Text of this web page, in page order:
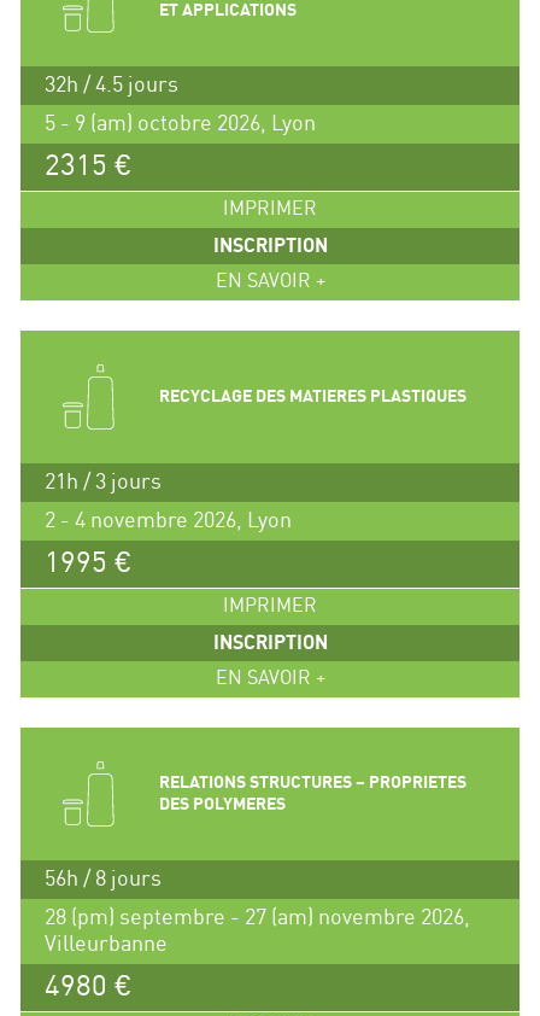
ET APPLICATIONS
32h / 4.5 jours
5 - 9 (am) octobre 2026, Lyon
2315 €
IMPRIMER
INSCRIPTION
EN SAVOIR +
RECYCLAGE DES MATIERES PLASTIQUES
21h / 3 jours
2 - 4 novembre 2026, Lyon
1995 €
IMPRIMER
INSCRIPTION
EN SAVOIR +
RELATIONS STRUCTURES – PROPRIETES
DES POLYMERES
56h / 8 jours
28 (pm) septembre - 27 (am) novembre 2026,
Villeurbanne
4980 €